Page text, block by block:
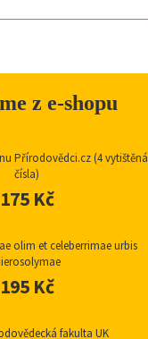
z e-shopu
Přírodovědci.cz (4 vytištěná
čísla)
175 Kč
olim et celeberrimae urbis
195 Kč
fakulta UK